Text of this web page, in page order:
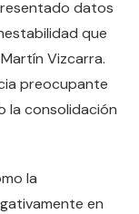
datos
que
Vizcarra.
preocupante
la consolidación
la
en